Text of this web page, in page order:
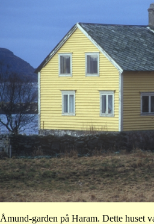
Åmund-garden på Haram. Dette huset